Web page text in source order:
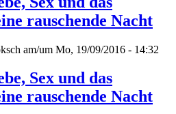
rauschende Nacht
am/um Mo, 19/09/2016 - 14:32
Sex und das
rauschende Nacht